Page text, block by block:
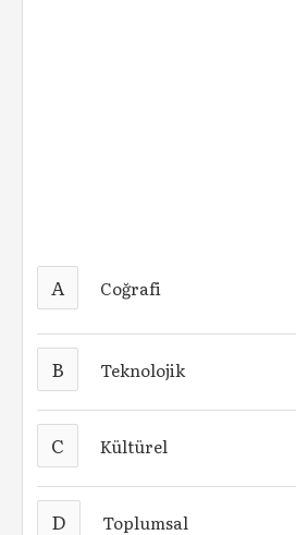
A Coğrafi
B Teknolojik
C Kültürel
D Toplumsal